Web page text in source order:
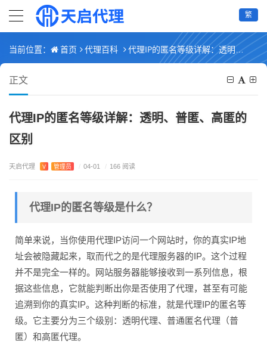
繁
当前位置： 首页 代理百科 代理IP的匿名等级详解：透明、普匿、高匿的区别
正文
代理IP的匿名等级详解：透明、普匿、高匿的
区别
天启代理 V 管理员 / 04-01 / 166 阅读
代理IP的匿名等级是什么？
简单来说，当你使用代理IP访问一个网站时，你的真实IP地
址会被隐藏起来，取而代之的是代理服务器的IP。这个过程
并不是完全一样的。网站服务器能够接收到一系列信息，根
据这些信息，它就能判断出你是否使用了代理，甚至有可能
追溯到你的真实IP。这种判断的标准，就是代理IP的匿名等
级。它主要分为三个级别：透明代理、普通匿名代理（普
匿）和高匿代理。